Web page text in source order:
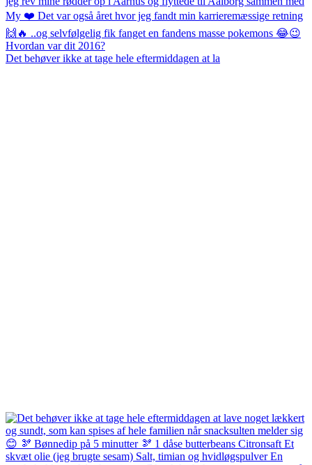
Det behøver ikke at tage hele eftermiddagen at la